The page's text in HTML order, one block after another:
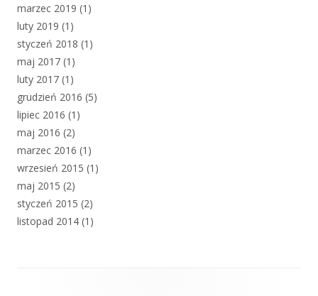
marzec 2019 (1)
luty 2019 (1)
styczeń 2018 (1)
maj 2017 (1)
luty 2017 (1)
grudzień 2016 (5)
lipiec 2016 (1)
maj 2016 (2)
marzec 2016 (1)
wrzesień 2015 (1)
maj 2015 (2)
styczeń 2015 (2)
listopad 2014 (1)